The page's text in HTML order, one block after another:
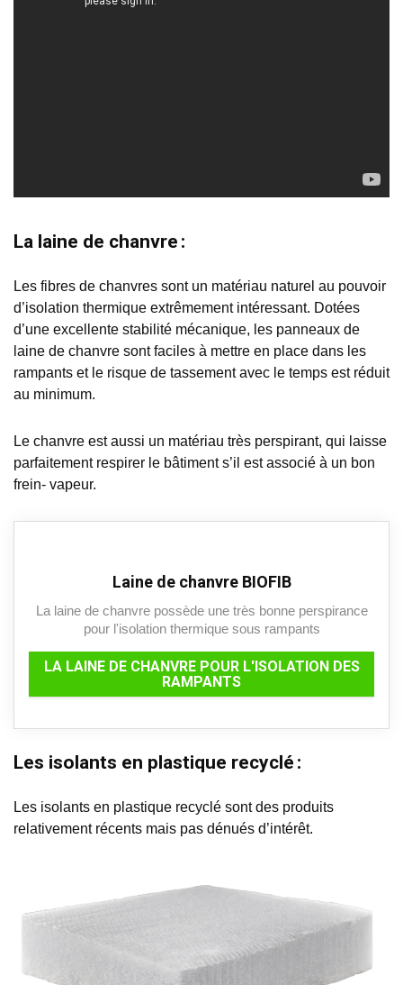
La laine de chanvre :
Les fibres de chanvres sont un matériau naturel au pouvoir
d’isolation thermique extrêmement intéressant. Dotées
d’une excellente stabilité mécanique, les panneaux de
laine de chanvre sont faciles à mettre en place dans les
rampants et le risque de tassement avec le temps est réduit
au minimum.
Le chanvre est aussi un matériau très perspirant, qui laisse
parfaitement respirer le bâtiment s’il est associé à un bon
frein- vapeur.
Laine de chanvre BIOFIB
La laine de chanvre possède une très bonne perspirance
pour l'isolation thermique sous rampants
LA LAINE DE CHANVRE POUR L'ISOLATION DES
RAMPANTS
Les isolants en plastique recyclé :
Les isolants en plastique recyclé sont des produits
relativement récents mais pas dénués d’intérêt.